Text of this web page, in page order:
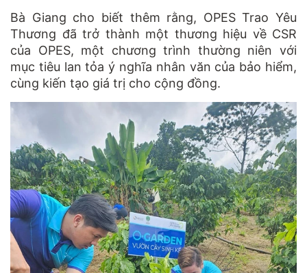
Bà Giang cho biết thêm rằng, OPES Trao Yêu
Thương đã trở thành một thương hiệu về CSR
của OPES, một chương trình thường niên với
mục tiêu lan tỏa ý nghĩa nhân văn của bảo hiểm,
cùng kiến tạo giá trị cho cộng đồng.